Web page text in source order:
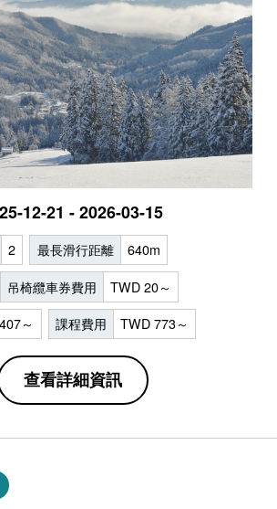
12-21 - 2026-03-15
2 最長滑行距離 640m
吊椅纜車券費用 TWD 20～
～ 課程費用 TWD 773～
查看詳細資訊